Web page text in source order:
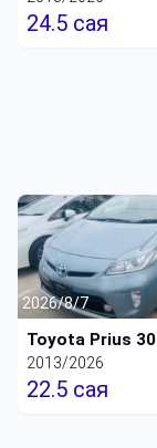
24.5 сая
2026/8/7
Toyota Prius 30
2013/2026
22.5 сая